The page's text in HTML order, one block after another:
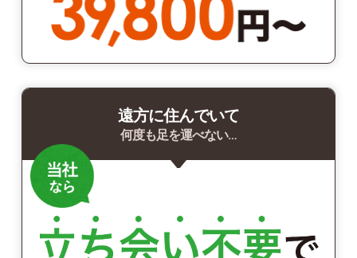
遠方に住んでいて
何度も足を運べない…